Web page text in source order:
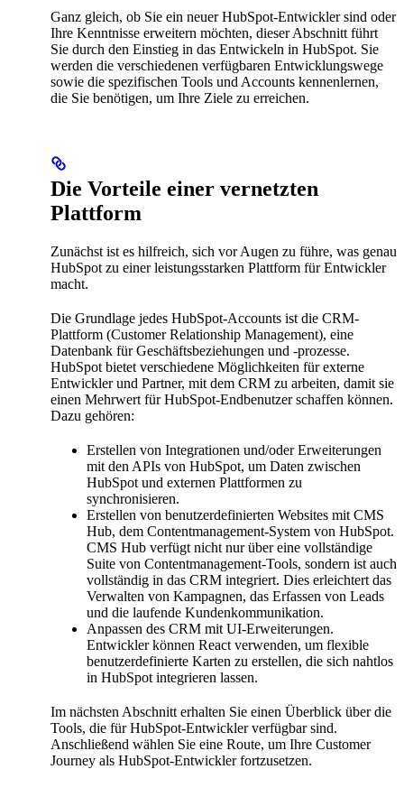
Ganz gleich, ob Sie ein neuer HubSpot-Entwickler sind oder
Ihre Kenntnisse erweitern möchten, dieser Abschnitt führt
Sie durch den Einstieg in das Entwickeln in HubSpot. Sie
werden die verschiedenen verfügbaren Entwicklungswege
sowie die spezifischen Tools und Accounts kennenlernen,
die Sie benötigen, um Ihre Ziele zu erreichen.
Die Vorteile einer vernetzten
Plattform
Zunächst ist es hilfreich, sich vor Augen zu führe, was genau
HubSpot zu einer leistungsstarken Plattform für Entwickler
macht.
Die Grundlage jedes HubSpot-Accounts ist die CRM-
Plattform (Customer Relationship Management), eine
Datenbank für Geschäftsbeziehungen und -prozesse.
HubSpot bietet verschiedene Möglichkeiten für externe
Entwickler und Partner, mit dem CRM zu arbeiten, damit sie
einen Mehrwert für HubSpot-Endbenutzer schaffen können.
Dazu gehören:
Erstellen von Integrationen und/oder Erweiterungen
mit den APIs von HubSpot, um Daten zwischen
HubSpot und externen Plattformen zu
synchronisieren.
Erstellen von benutzerdefinierten Websites mit CMS
Hub, dem Contentmanagement-System von HubSpot.
CMS Hub verfügt nicht nur über eine vollständige
Suite von Contentmanagement-Tools, sondern ist auch
vollständig in das CRM integriert. Dies erleichtert das
Verwalten von Kampagnen, das Erfassen von Leads
und die laufende Kundenkommunikation.
Anpassen des CRM mit UI-Erweiterungen.
Entwickler können React verwenden, um flexible
benutzerdefinierte Karten zu erstellen, die sich nahtlos
in HubSpot integrieren lassen.
Im nächsten Abschnitt erhalten Sie einen Überblick über die
Tools, die für HubSpot-Entwickler verfügbar sind.
Anschließend wählen Sie eine Route, um Ihre Customer
Journey als HubSpot-Entwickler fortzusetzen.